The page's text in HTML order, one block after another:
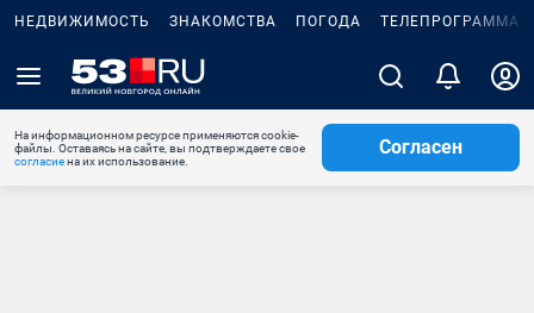
НЕДВИЖИМОСТЬ ЗНАКОМСТВА ПОГОДА ТЕЛЕПРОГРАММА
На информационном ресурсе применяются cookie-
файлы. Оставаясь на сайте, вы подтверждаете свое
согласиена их использование.
Согласен